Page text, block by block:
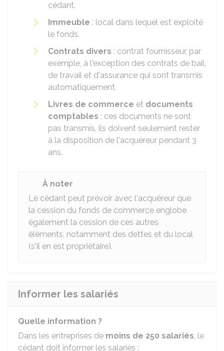
cédant.
Immeuble : local dans lequel est exploité
le fonds.
Contrats divers : contrat fournisseur, par
exemple, à l'exception des contrats de bail,
de travail et d'assurance qui sont transmis
automatiquement.
Livres de commerce et documents
comptables : ces documents ne sont
pas transmis, ils doivent seulement rester
à la disposition de l'acquéreur pendant 3
ans.
À noter
Le cédant peut prévoir avec l'acquéreur que
la cession du fonds de commerce englobe
également la cession de ces autres
éléments, notamment des dettes et du local
(s'il en est propriétaire).
Informer les salariés
Quelle information ?
Dans les entreprises de moins de 250 salariés, le
cédant doit informer les salariés :